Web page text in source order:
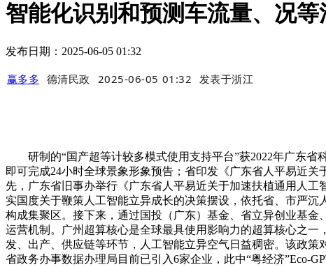
智能化识别和预测车流量、况
发布日期：2025-06-05 01:32
赢多多 德清民政 2025-06-05 01:32 发表于浙江
研制的“国产超等计较多模式使用支持平台”获2022年广东省
即可完成24小时全球景象形象预告；省印发《广东省人平易近
先，广东省旧事办举行《广东省人平易近关于加速扶植通用人
实国度关于鞭策人工智能立异成长的决策摆设，依托省、市严
构成集聚区。接下来，通过国投（广东）基金、省立异创业基
运营机制。广州超算核心是全球最具使用影响力的超算核心之
发、出产、供应链等环节，人工智能立异空气日益稠密。该政
省政务办事数据办理局目前已引入6家企业，此中“粤经济”Eco-